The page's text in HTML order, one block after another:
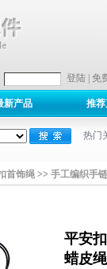
登陆 免
新产品 推
热门
首饰绳 >> 手工编织手
平安
蜡皮